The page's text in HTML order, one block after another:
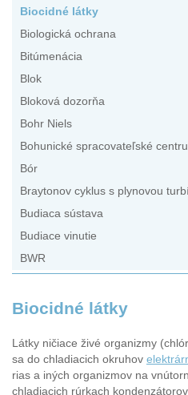
Biocidné látky
Biologická ochrana
Bitúmenácia
Blok
Bloková dozorňa
Bohr Niels
Bohunické spracovateľské
Bór
Braytonov cyklus s plynovou
Budiaca sústava
Budiace vinutie
BWR
Biocidné látky
Látky ničiace živé organizmy
sa do chladiacich okruhov
rias a iných organizmov na
chladiacich rúrkach